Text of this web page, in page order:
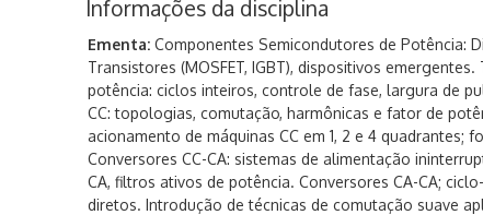
Informações da disciplina
Ementa:Componentes Semicondutores de Potência:
Transistores (MOSFET, IGBT), dispositivos
potência: ciclos inteiros, controle de fase, largura de
CC: topologias, comutação, harmônicas e fator de
acionamento de máquinas CC em 1, 2 e 4 quadrantes;
Conversores CC-CA: sistemas de alimentação
CA, filtros ativos de potência. Conversores CA-CA;
diretos. Introdução de técnicas de comutação suave